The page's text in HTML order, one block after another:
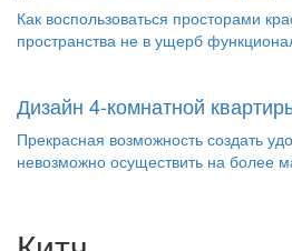
Как воспользоваться просторами
пространства не в ущерб
Дизайн 4-комнатной
Прекрасная возможность создать
невозможно осуществить на более